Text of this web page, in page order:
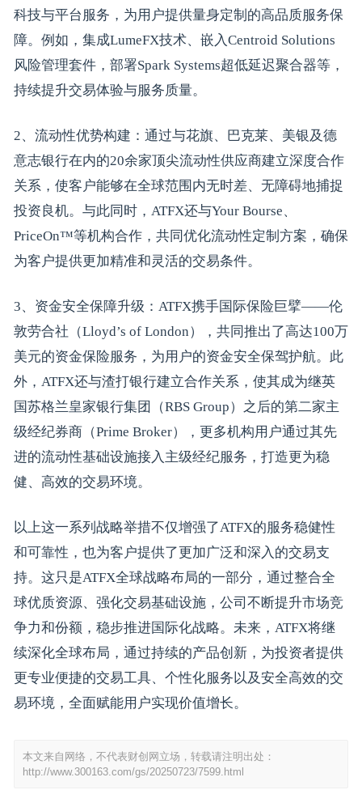
科技与平台服务，为用户提供量身定制的高品质服务保
障。例如，集成LumeFX技术、嵌入Centroid Solutions
风险管理套件，部署Spark Systems超低延迟聚合器等，
持续提升交易体验与服务质量。
2、流动性优势构建：通过与花旗、巴克莱、美银及德
意志银行在内的20余家顶尖流动性供应商建立深度合作
关系，使客户能够在全球范围内无时差、无障碍地捕捉
投资良机。与此同时，ATFX还与Your Bourse、
PriceOn™等机构合作，共同优化流动性定制方案，确保
为客户提供更加精准和灵活的交易条件。
3、资金安全保障升级：ATFX携手国际保险巨擘——伦
敦劳合社（Lloyd’s of London），共同推出了高达100万
美元的资金保险服务，为用户的资金安全保驾护航。此
外，ATFX还与渣打银行建立合作关系，使其成为继英
国苏格兰皇家银行集团（RBS Group）之后的第二家主
级经纪券商（Prime Broker），更多机构用户通过其先
进的流动性基础设施接入主级经纪服务，打造更为稳
健、高效的交易环境。
以上这一系列战略举措不仅增强了ATFX的服务稳健性
和可靠性，也为客户提供了更加广泛和深入的交易支
持。这只是ATFX全球战略布局的一部分，通过整合全
球优质资源、强化交易基础设施，公司不断提升市场竞
争力和份额，稳步推进国际化战略。未来，ATFX将继
续深化全球布局，通过持续的产品创新，为投资者提供
更专业便捷的交易工具、个性化服务以及安全高效的交
易环境，全面赋能用户实现价值增长。
本文来自网络，不代表财创网立场，转载请注明出处：
http://www.300163.com/gs/20250723/7599.html